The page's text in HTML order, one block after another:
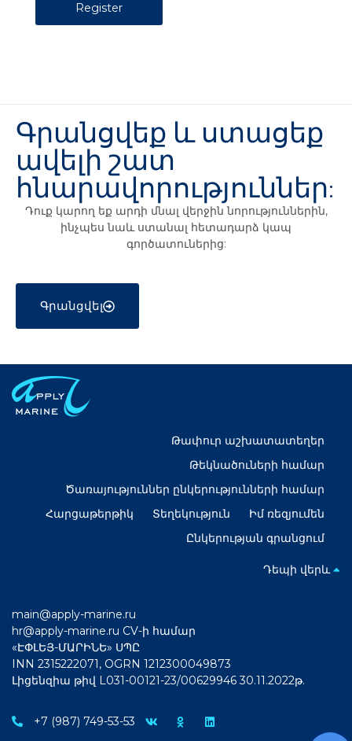
Գրանցվեք և ստացեք
ավելի շատ
հնարավորություններ:
Դուք կարող եք արդի մնալ վերջին նորություններին,
ինչպես նաև ստանալ հետադարձ կապ
գործատուներից:
Գրանցվել
Թափուր աշխատատեղեր
Թեկնածուների համար
Ծառայություններ ընկերությունների համար
Հարցաթերթիկ
Տեղեկություն
Իմ ռեզյումեն
Ընկերության գրանցում
Դեպի վերև
main@apply-marine.ru
hr@apply-marine.ru CV-ի համար
«ԷՓԼԵՅ-ՄԱՐԻՆԵ» ՍՊԸ
INN 2315222071, OGRN 1212300049873
Լիցենզիա թիվ L031-00121-23/00629946 30.11.2022թ.
+7 (987) 749-53-53